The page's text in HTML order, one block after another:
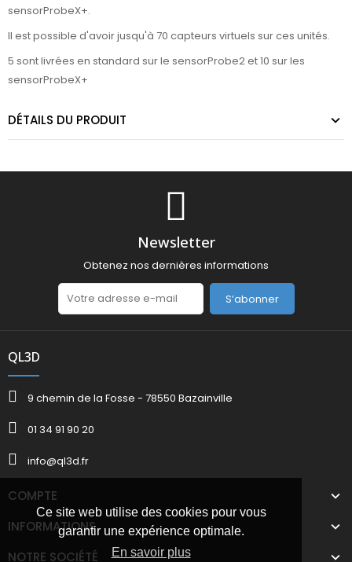
Ce site web utilise des cookies pour vous
garantir une expérience optimale.
En savoir plus
sensorProbeX+.
Il est possible d'avoir jusqu'à 70 capteurs virtuels sur ces unités.
5 sont livrées en standard sur le sensorProbe2 et 10 sur les
sensorProbeX+
DÉTAILS DU PRODUIT
Newsletter
Obtenez nos dernières informations
S’abonner
QL3D
9 chemin de la Fosse - 78550 Bazainville
01 34 91 90 20
info@ql3d.fr
COMPTE
INFORMATIONS
NOTRE SOCIÉTÉ